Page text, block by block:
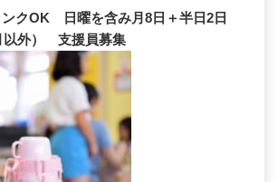
クOK 日曜を含み月8日＋半日2日
以外） 支援員募集